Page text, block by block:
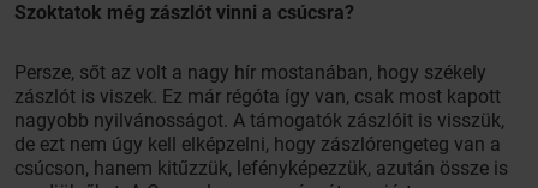
Szoktatok még zászlót vinni a csúcsra?
Persze, sőt az volt a nagy hír mostanában, hogy székely
zászlót is viszek. Ez már régóta így van, csak most kapott
nagyobb nyilvánosságot. A támogatók zászlóit is visszük,
de ezt nem úgy kell elképzelni, hogy zászlórengeteg van a
csúcson, hanem kitűzzük, lefényképezzük, azután össze is